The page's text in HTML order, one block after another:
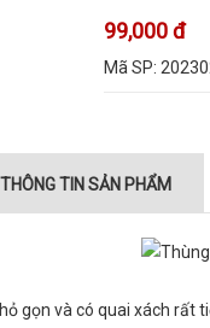
99,000 đ
Mã SP:
THÔNG TIN SẢN PHẨM
gọn và có quai xách rất